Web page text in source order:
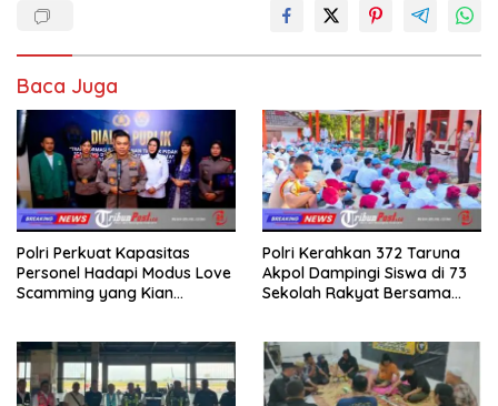
Baca Juga
Polri Perkuat Kapasitas
Personel Hadapi Modus Love
Scamming yang Kian
Polri Kerahkan 372 Taruna
Akpol Dampingi Siswa di 73
Sekolah Rakyat Bersama